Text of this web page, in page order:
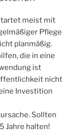
meist mit
Pflege
planmäßig.
die in eine
ist
nicht
Investition
Sollten
Jahre halten!